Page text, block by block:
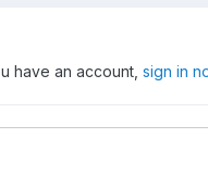
have an account, sign in